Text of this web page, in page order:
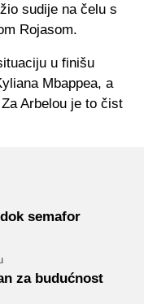
sudije na čelu s
Rojasom.
u finišu
Mbappea, a
Arbelou je to čist
semafor
za budućnost